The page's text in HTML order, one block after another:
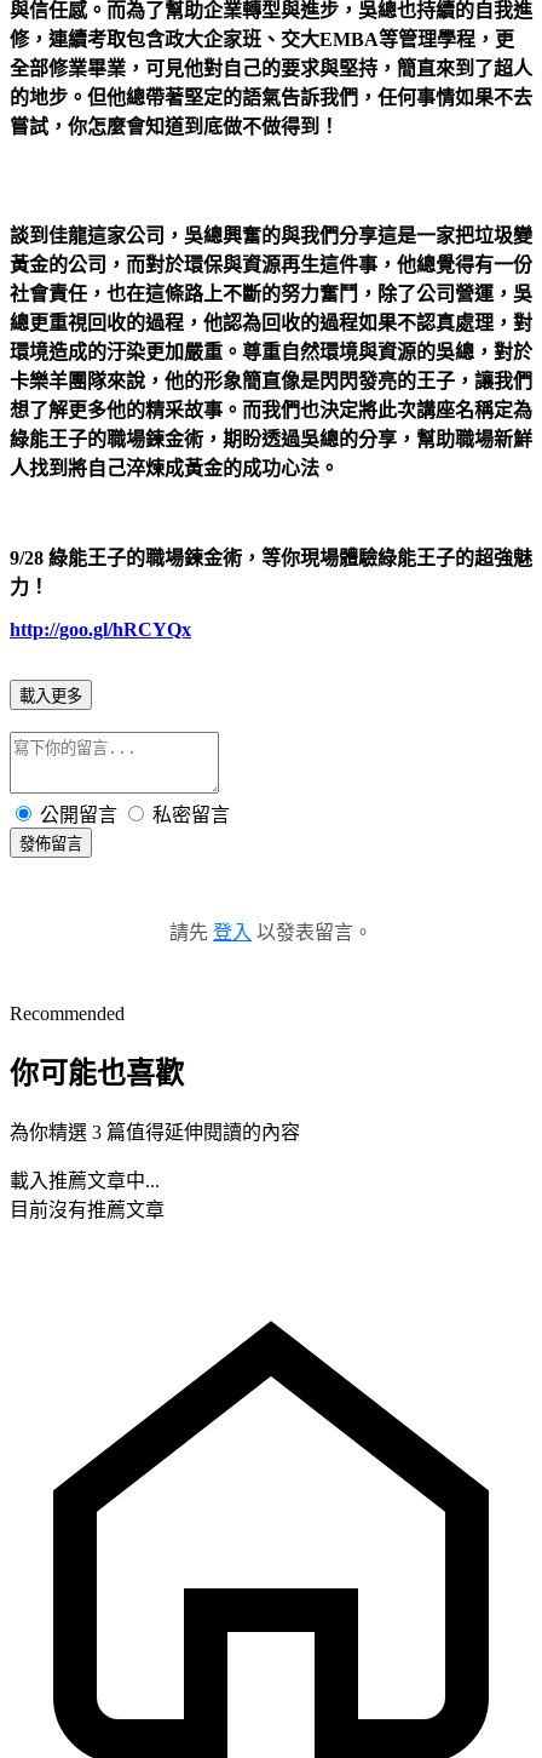
與信任感。而為了幫助企業轉型與進步，吳總也持續的自我進
修，連續考取包含政大企家班、交大EMBA等管理學程，更
全部修業畢業，可見他對自己的要求與堅持，簡直來到了超人
的地步。但他總帶著堅定的語氣告訴我們，任何事情如果不去
嘗試，你怎麼會知道到底做不做得到！
談到佳龍這家公司，吳總興奮的與我們分享這是一家把垃圾變
黃金的公司，而對於環保與資源再生這件事，他總覺得有一份
社會責任，也在這條路上不斷的努力奮鬥，除了公司營運，吳
總更重視回收的過程，他認為回收的過程如果不認真處理，對
環境造成的汙染更加嚴重。尊重自然環境與資源的吳總，對於
卡樂羊團隊來說，他的形象簡直像是閃閃發亮的王子，讓我們
想了解更多他的精采故事。而我們也決定將此次講座名稱定為
綠能王子的職場鍊金術，期盼透過吳總的分享，幫助職場新鮮
人找到將自己淬煉成黃金的成功心法。
9/28 綠能王子的職場鍊金術，等你現場體驗綠能王子的超強魅
力！
http://goo.gl/hRCYQx
載入更多
公開留言 私密留言
發佈留言
請先 登入 以發表留言。
Recommended
你可能也喜歡
為你精選 3 篇值得延伸閱讀的內容
載入推薦文章中...
目前沒有推薦文章